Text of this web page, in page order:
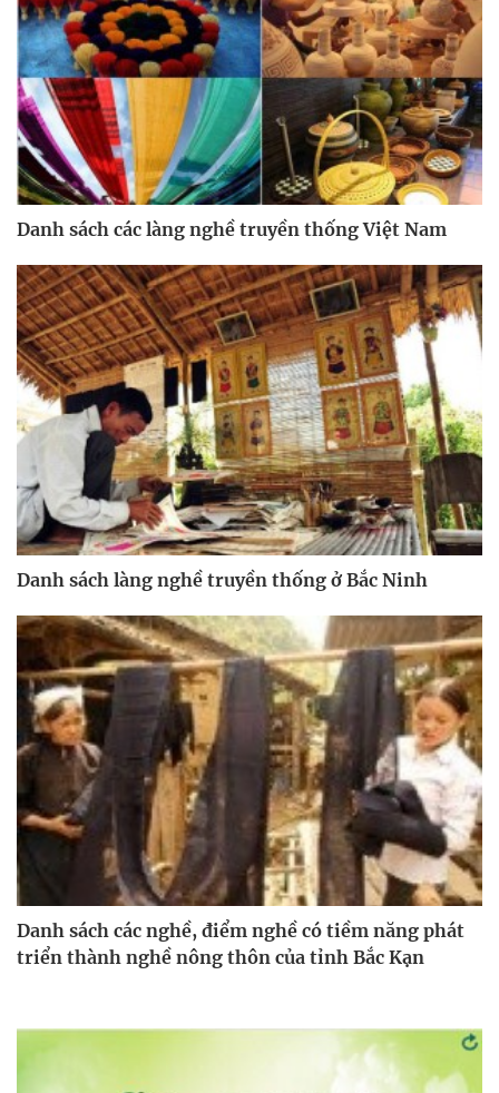
Danh sách các làng nghề truyền thống Việt Nam
Danh sách làng nghề truyền thống ở Bắc Ninh
Danh sách các nghề, điểm nghề có tiềm năng phát
triển thành nghề nông thôn của tỉnh Bắc Kạn